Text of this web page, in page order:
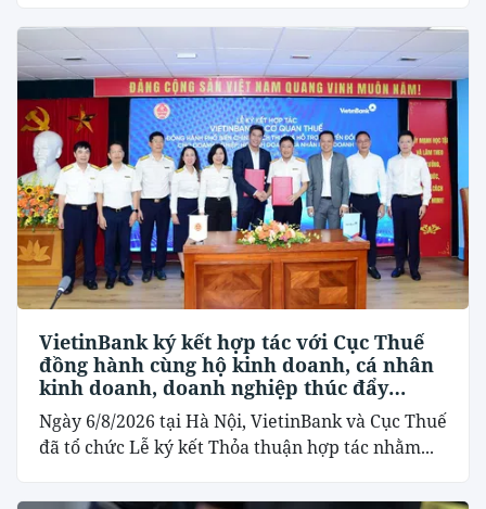
VietinBank ký kết hợp tác với Cục Thuế
đồng hành cùng hộ kinh doanh, cá nhân
kinh doanh, doanh nghiệp thúc đẩy
chuyển đổi số
Ngày 6/8/2026 tại Hà Nội, VietinBank và Cục Thuế
đã tổ chức Lễ ký kết Thỏa thuận hợp tác nhằm...